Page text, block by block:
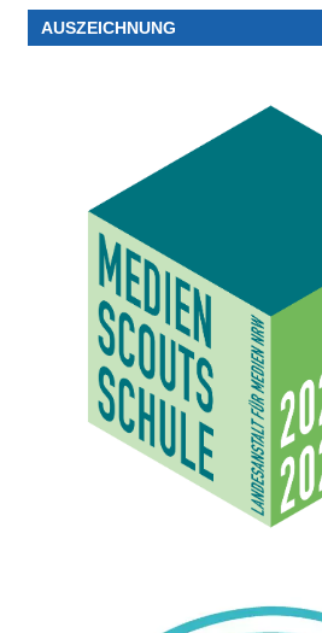
AUSZEICHNUNG